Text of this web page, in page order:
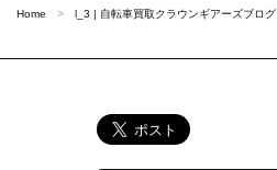
Home l_3 | 自転車買取クラウンギアーズブログ